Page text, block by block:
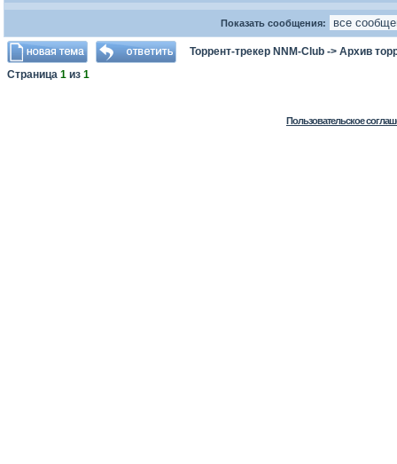
Показать сообщения:
Торрент-трекер NNM-Club -> Архив
Страница 1 из 1
Пользовательское